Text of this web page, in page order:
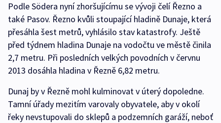
Podle Södera nyní zhoršujícímu se vývoji čelí Řezno a
také Pasov. Řezno kvůli stoupající hladině Dunaje, která
přesáhla šest metrů, vyhlásilo stav katastrofy. Ještě
před týdnem hladina Dunaje na vodočtu ve městě činila
2,7 metru. Při posledních velkých povodních v červnu
2013 dosáhla hladina v Řezně 6,82 metru.
Dunaj by v Řezně mohl kulminovat v úterý dopoledne.
Tamní úřady mezitím varovaly obyvatele, aby v okolí
řeky nevstupovali do sklepů a podzemních garáží, neboť